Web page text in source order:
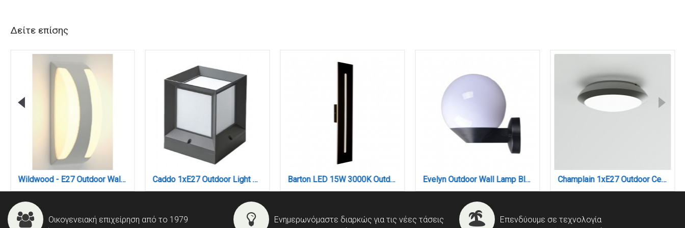
Δείτε επίσης
Wildwood - E27 Outdoor Wall Lamp in Grey Color (80203634) Caddo 1xE27 Outdoor Light Anthracite (80400414) Barton LED 15W 3000K Outdoor Wall Lamp Black D:45x80x600 mm (80205911) Evelyn Outdoor Wall Lamp Black 1xE27 D:200x240x245mm (80205314) Champlain 1xE27 Outdoor Ceiling Light Grey D:90x285x285mm (80300834)
Οικογενειακή επιχείρηση από το 1979
Ενημερωνόμαστε διαρκώς για τις νέες τάσεις
Επενδύουμε σε τεχνολογία